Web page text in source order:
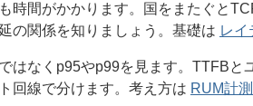
時間がかかります。国をまたぐと
の関係を知りましょう。基礎は レイ
はなくp95やp99を見ます。TTFB
回線で分けます。考え方は RUM計